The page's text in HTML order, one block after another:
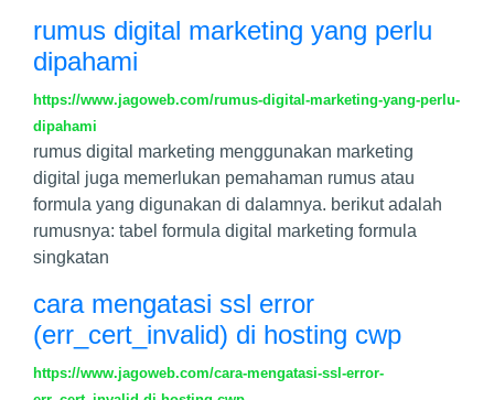
rumus digital marketing yang perlu
dipahami
https://www.jagoweb.com/rumus-digital-marketing-yang-perlu-
dipahami
rumus digital marketing menggunakan marketing
digital juga memerlukan pemahaman rumus atau
formula yang digunakan di dalamnya. berikut adalah
rumusnya: tabel formula digital marketing formula
singkatan
cara mengatasi ssl error
(err_cert_invalid) di hosting cwp
https://www.jagoweb.com/cara-mengatasi-ssl-error-